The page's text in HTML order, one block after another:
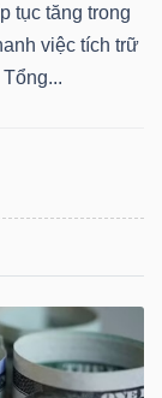
tục tăng trong
việc tích trữ